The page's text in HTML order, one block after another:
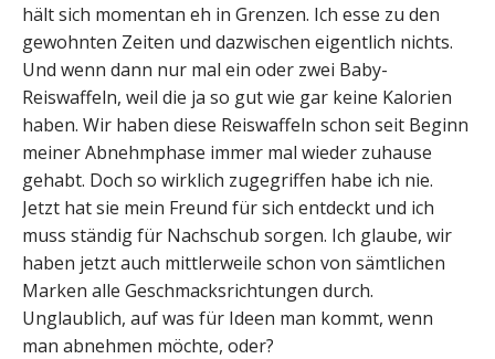
hält sich momentan eh in Grenzen. Ich esse zu den
gewohnten Zeiten und dazwischen eigentlich nichts.
Und wenn dann nur mal ein oder zwei Baby-
Reiswaffeln, weil die ja so gut wie gar keine Kalorien
haben. Wir haben diese Reiswaffeln schon seit Beginn
meiner Abnehmphase immer mal wieder zuhause
gehabt. Doch so wirklich zugegriffen habe ich nie.
Jetzt hat sie mein Freund für sich entdeckt und ich
muss ständig für Nachschub sorgen. Ich glaube, wir
haben jetzt auch mittlerweile schon von sämtlichen
Marken alle Geschmacksrichtungen durch.
Unglaublich, auf was für Ideen man kommt, wenn
man abnehmen möchte, oder?